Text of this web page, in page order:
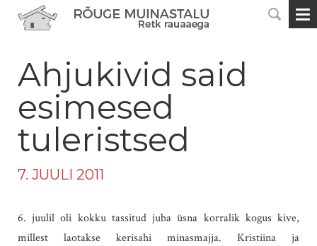
Ahjukivid said
esimesed
tuleristsed
7. JUULI 2011
6. juulil oli kokku tassitud juba üsna korralik kogus kive,
millest laotakse kerisahi minasmajja. Kristiina ja